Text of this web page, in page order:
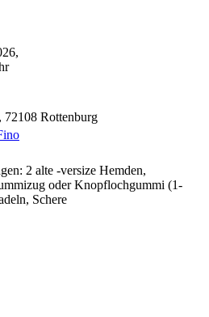
72108 Rottenburg
2 alte -versize Hemden,
oder Knopflochgummi (1-
Schere